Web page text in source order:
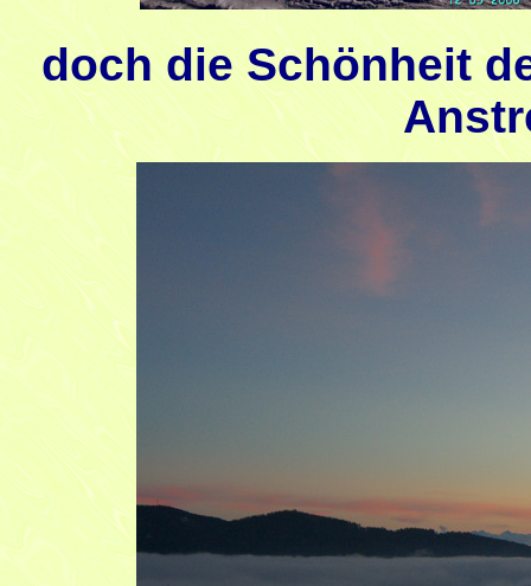
doch die Schönheit